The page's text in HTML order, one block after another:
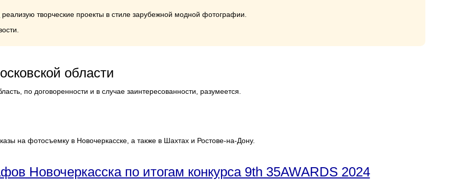
реализую творческие проекты в стиле зарубежной модной фотографии.
области
по договоренности и в случае заинтересованности, разумеется.
на фотосъемку в Новочеркасске, а также в Шахтах и Ростове-на-Дону.
Новочеркасска по итогам конкурса 9th 35AWARDS 2024